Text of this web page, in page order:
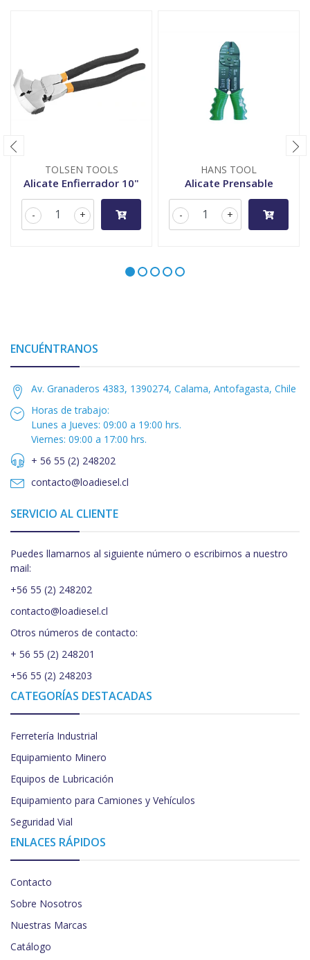
TOLSEN TOOLS
Alicate Enfierrador 10"
+
-
HANS TOOL
Alicate Prensable
+
-
ENCUÉNTRANOS
Av. Granaderos 4383, 1390274, Calama, Antofagasta, Chile
Horas de trabajo:
Lunes a Jueves: 09:00 a 19:00 hrs.
Viernes: 09:00 a 17:00 hrs.
+ 56 55 (2) 248202
contacto@loadiesel.cl
SERVICIO AL CLIENTE
Puedes llamarnos al siguiente número o escribirnos a nuestro
mail:
+56 55 (2) 248202
contacto@loadiesel.cl
Otros números de contacto:
+ 56 55 (2) 248201
+56 55 (2) 248203
CATEGORÍAS DESTACADAS
Ferretería Industrial
Equipamiento Minero
Equipos de Lubricación
Equipamiento para Camiones y Vehículos
Seguridad Vial
ENLACES RÁPIDOS
Contacto
Sobre Nosotros
Nuestras Marcas
Catálogo